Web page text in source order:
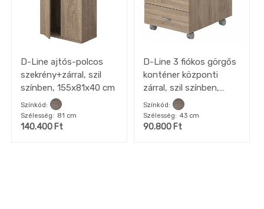
D-Line ajtós-polcos
szekrény+zárral, szil
színben, 155x81x40 cm
Színkód
Szélesség
81 cm
140.400 Ft
D-Line 3 fiókos görgős
konténer központi
zárral, szil színben,
43x51x57 cm
Színkód
Szélesség
43 cm
90.800Ft